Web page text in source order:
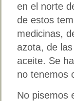
en el norte
de estos
medicinas,
azota, de
aceite. Se
no tenemos
No pisemos